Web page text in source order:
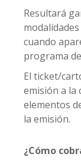
Resultará
cuando
programa
El ticket/
emisión a la
elementos
la emisión.
¿Cómo